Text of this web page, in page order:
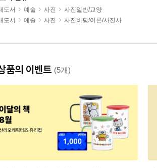
도서 예술 사진
사진일반/교양
도서
예술 사진 사진비평/이론/사진사
품의 이벤트 (5개)